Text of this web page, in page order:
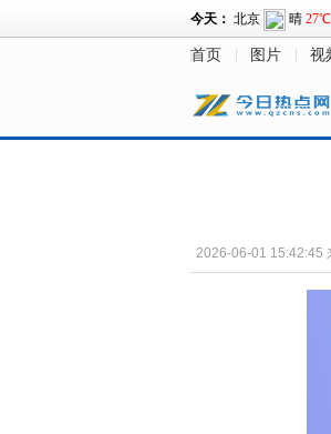
首页 图片 视
2026-06-01 15:42:45